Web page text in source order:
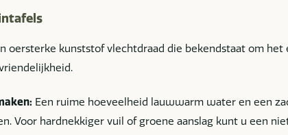
oersterke kunststof vlechtdraad die bekendstaat om het
Een ruime hoeveelheid lauwwarm water en een
Voor hardnekkiger vuil of groene aanslag kunt u een